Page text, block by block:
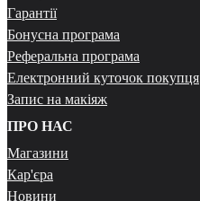
Гарантії
Бонусна програма
Реферальна програма
Електронний куточок покупця
Запис на макіяж
ПРО НАС
Магазини
Кар'єра
Новини